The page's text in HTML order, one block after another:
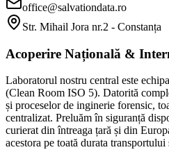
office@salvationdata.ro
Str. Mihail Jora nr.2 - Constanța
Acoperire Națională &
Laboratorul nostru central este
(Clean Room ISO 5). Datorită
și proceselor de inginerie forensic,
centralizat. Preluăm în siguranță
curierat din întreaga țară și din
acestora pe toată durata